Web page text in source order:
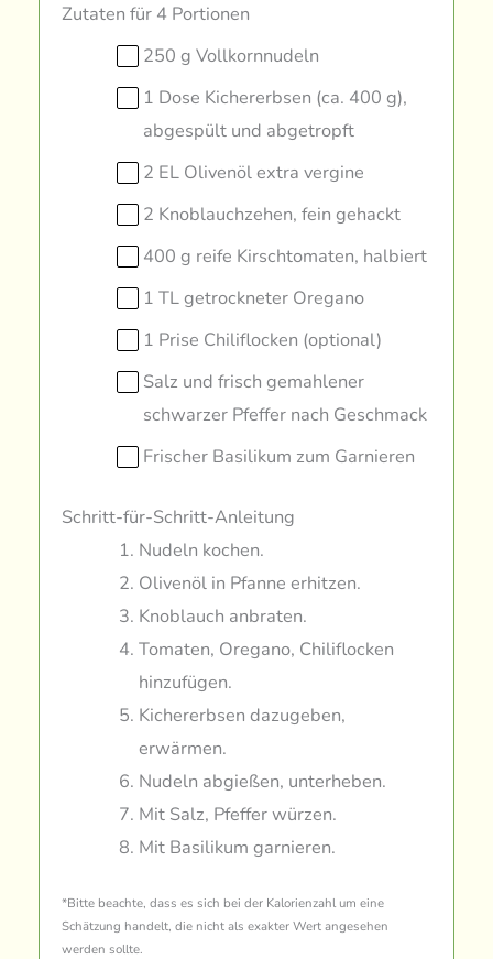
Zutaten für 4 Portionen
250 g Vollkornnudeln
1 Dose Kichererbsen (ca. 400 g),
abgespült und abgetropft
2 EL Olivenöl extra vergine
2 Knoblauchzehen, fein gehackt
400 g reife Kirschtomaten, halbiert
1 TL getrockneter Oregano
1 Prise Chiliflocken (optional)
Salz und frisch gemahlener
schwarzer Pfeffer nach Geschmack
Frischer Basilikum zum Garnieren
Schritt-für-Schritt-Anleitung
Nudeln kochen.
Olivenöl in Pfanne erhitzen.
Knoblauch anbraten.
Tomaten, Oregano, Chiliflocken
hinzufügen.
Kichererbsen dazugeben,
erwärmen.
Nudeln abgießen, unterheben.
Mit Salz, Pfeffer würzen.
Mit Basilikum garnieren.
*Bitte beachte, dass es sich bei der Kalorienzahl um eine
Schätzung handelt, die nicht als exakter Wert angesehen
werden sollte.